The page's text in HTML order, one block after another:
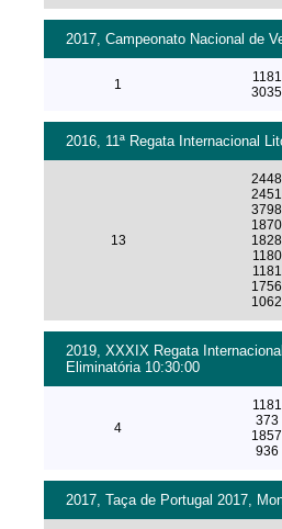
2017, Campeonato Nacional de
1
1181
3035
2016, 11ª Regata Internacional
13
2448
2451
3798
1870
1828
1180
1181
1756
1062
2019, XXXIX Regata
Eliminatória 10:30:00
4
1181
373
1857
936
2017, Taça de Portugal 2017,